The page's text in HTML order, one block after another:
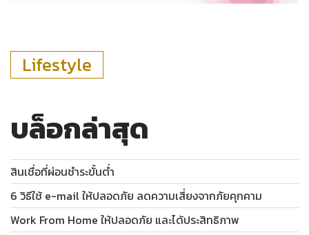
Lifestyle
บล็อกล่าสุด
สินเชื่อที่ผ่อนชำระขั้นต่ำ
6 วิธีใช้ e-mail ให้ปลอดภัย ลดความเสี่ยงจากภัยคุกคาม
Work From Home ให้ปลอดภัย และได้ประสิทธิภาพ